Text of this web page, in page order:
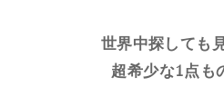
世界中探しても
超希少な1点も